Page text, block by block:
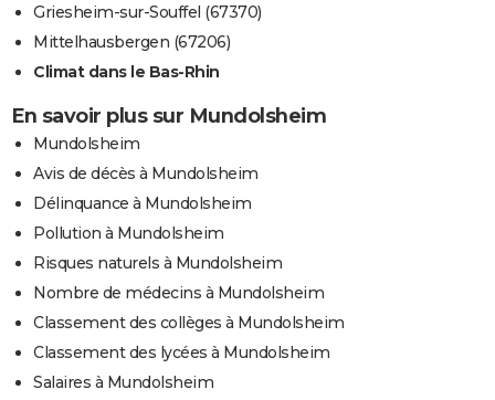
Griesheim-sur-Souffel (67370)
Mittelhausbergen (67206)
Climat dans le Bas-Rhin
En savoir plus sur Mundolsheim
Mundolsheim
Avis de décès à Mundolsheim
Délinquance à Mundolsheim
Pollution à Mundolsheim
Risques naturels à Mundolsheim
Nombre de médecins à Mundolsheim
Classement des collèges à Mundolsheim
Classement des lycées à Mundolsheim
Salaires à Mundolsheim